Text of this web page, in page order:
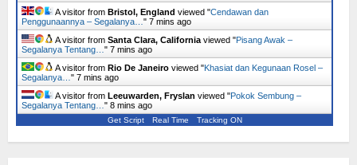
A visitor from Bristol, England viewed "Cendawan dan
Penggunaannya – Segalanya… " 7 mins ago
A visitor from Santa Clara, California viewed "Pisang Awak –
Segalanya Tentang… " 7 mins ago
A visitor from Rio De Janeiro viewed "Khasiat dan Kegunaan Rosel –
Segalanya… " 7 mins ago
A visitor from Leeuwarden, Fryslan viewed "Pokok Sembung –
Segalanya Tentang… " 8 mins ago
Get Script Real Time Tracking ON